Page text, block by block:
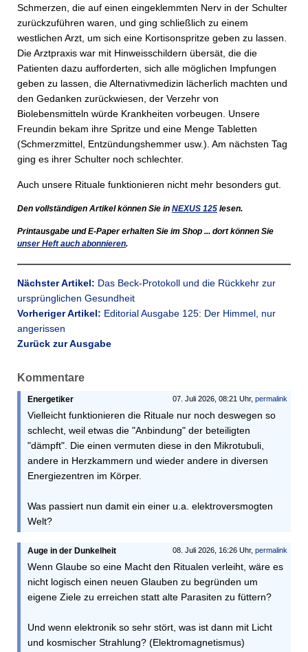
Schmerzen, die auf einen eingeklemmten Nerv in der Schulter
zurückzuführen waren, und ging schließlich zu einem
westlichen Arzt, um sich eine Kortisonspritze geben zu lassen.
Die Arztpraxis war mit Hinweisschildern übersät, die die
Patienten dazu aufforderten, sich alle möglichen Impfungen
geben zu lassen, die Alternativmedizin lächerlich machten und
den Gedanken zurückwiesen, der Verzehr von
Biolebensmitteln würde Krankheiten vorbeugen. Unsere
Freundin bekam ihre Spritze und eine Menge Tabletten
(Schmerzmittel, Entzündungshemmer usw.). Am nächsten Tag
ging es ihrer Schulter noch schlechter.
Auch unsere Rituale funktionieren nicht mehr besonders gut.
Den vollständigen Artikel können Sie in NEXUS 125 lesen.
Printausgabe und E-Paper erhalten Sie im Shop ... dort können Sie
unser Heft auch abonnieren.
Nächster Artikel: Das Beck-Protokoll und die Rückkehr zur
ursprünglichen Gesundheit
Vorheriger Artikel: Editorial Ausgabe 125: Der Himmel, nur
angerissen
Zurück zur Ausgabe
Kommentare
07. Juli 2026, 08:21 Uhr, permalink
Energetiker
Vielleicht funktionieren die Rituale nur noch deswegen so
schlecht, weil etwas die "Anbindung" der beteiligten
"dämpft". Die einen vermuten diese in den Mikrotubuli,
andere in Herzkammern und wieder andere in diversen
Energiezentren im Körper.
Was passiert nun damit ein einer u.a. elektroversmogten
Welt?
08. Juli 2026, 16:26 Uhr, permalink
Auge in der Dunkelheit
Wenn Glaube so eine Macht den Ritualen verleiht, wäre es
nicht logisch einen neuen Glauben zu begründen um
eigene Ziele zu erreichen statt alte Parasiten zu füttern?
Und wenn elektronik so sehr stört, was ist dann mit Licht
und kosmischer Strahlung? (Elektromagnetismus)